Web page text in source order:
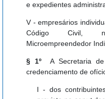
e expedientes
V - empresários
Código Civil,
Microempreendedor
§ 1ºA Secretaria de
credenciamento de
I - dos